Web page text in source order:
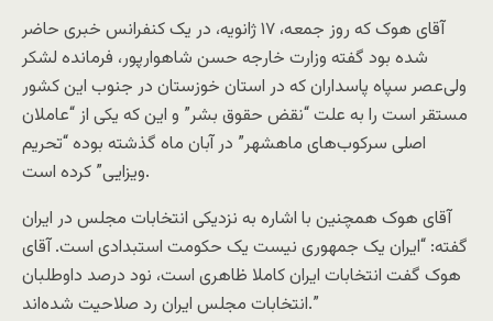
آقای هوک که روز جمعه، ۱۷ ژانویه، در یک کنفرانس خبری حاضر
شده بود گفته وزارت خارجه حسن شاهوارپور، فرمانده لشکر
ولی‌عصر سپاه پاسداران که در استان خوزستان در جنوب این کشور
مستقر است را به علت “نقض حقوق بشر” و این که یکی از “عاملان
اصلی سرکوب‌های ماهشهر” در آبان ماه گذشته بوده “تحریم
ویزایی” کرده است.
آقای هوک همچنین با اشاره به نزدیکی انتخابات مجلس در ایران
گفته: “ایران یک جمهوری نیست یک حکومت استبدادی است. آقای
هوک گفت انتخابات ایران کاملا ظاهری است، نود درصد داوطلبان
انتخابات مجلس ایران رد صلاحیت شده‌اند.”